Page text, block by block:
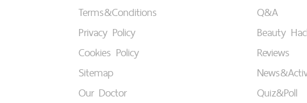
Terms&Conditions
Privacy Policy
Cookies Policy
Sitemap
Our Doctor
Q&A
Beauty
Reviews
Quiz&Poll